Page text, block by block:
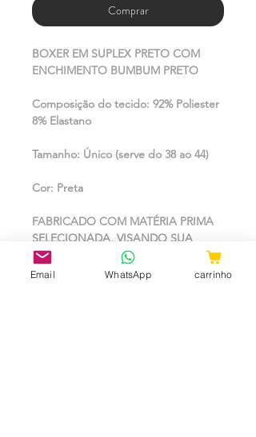
Comprar
BOXER EM SUPLEX PRETO COM
ENCHIMENTO BUMBUM PRETO
Composição do tecido: 92% Poliester
8% Elastano
Tamanho: Único (serve do 38 ao 44)
Cor: Preta
FABRICADO COM MATÉRIA PRIMA
SELECIONADA, VISANDO SUA
SATISFAÇÃO.
Email WhatsApp carrinho